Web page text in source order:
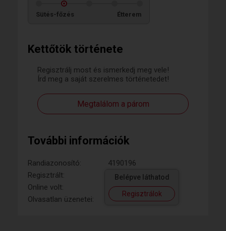
Kettőtök története
Regisztrálj most és ismerkedj meg vele!
Írd meg a saját szerelmes történetedet!
Megtalálom a párom
További információk
Randiazonosító:
4190196
Regisztrált:
Online volt:
Olvasatlan üzenetei:
Belépve láthatod
Regisztrálok
Sütés-főzés Étterem